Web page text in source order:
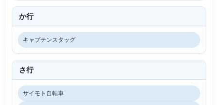
か行
キャプテンスタッグ
さ行
サイモト自転車